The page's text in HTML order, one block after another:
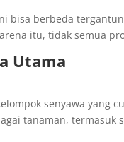
bisa berbeda
itu, tidak semua
Utama
senyawa yang
tanaman, termasuk